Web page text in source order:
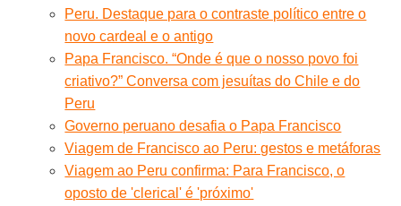
Peru. Destaque para o contraste político entre o
novo cardeal e o antigo
Papa Francisco. “Onde é que o nosso povo foi
criativo?” Conversa com jesuítas do Chile e do
Peru
Governo peruano desafia o Papa Francisco
Viagem de Francisco ao Peru: gestos e metáforas
Viagem ao Peru confirma: Para Francisco, o
oposto de 'clerical' é 'próximo'